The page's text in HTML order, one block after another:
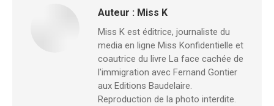
Auteur : Miss K
Miss K est éditrice, journaliste du
media en ligne Miss Konfidentielle et
coautrice du livre La face cachée de
l'immigration avec Fernand Gontier
aux Editions Baudelaire.
Reproduction de la photo interdite.